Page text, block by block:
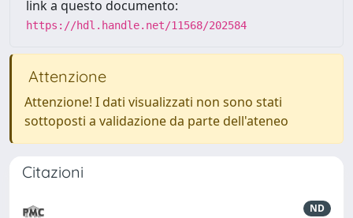
link a questo documento:
https://hdl.handle.net/11568/202584
Attenzione
Attenzione! I dati visualizzati non sono stati
sottoposti a validazione da parte dell'ateneo
Citazioni
ND